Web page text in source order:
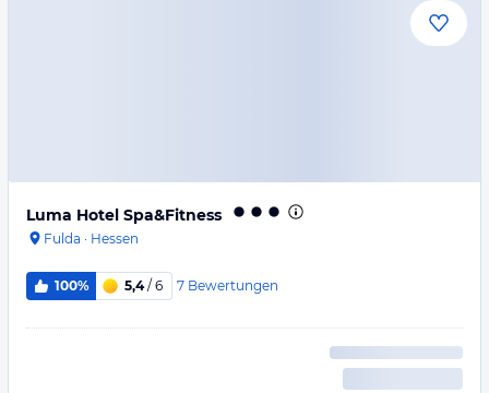
Luma Hotel Spa&Fitness
Fulda · Hessen
100% 5,4/ 6 7 Bewertungen